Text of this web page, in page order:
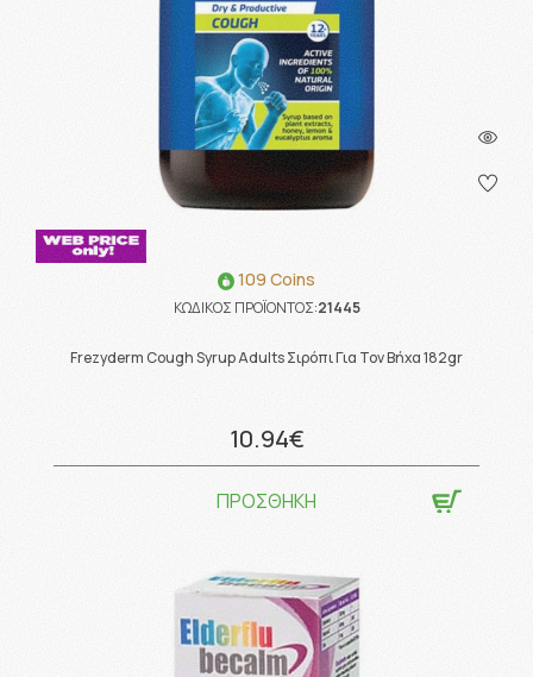
109 Coins
ΚΩΔΙΚΟΣ ΠΡΟΪΟΝΤΟΣ:21445
Frezyderm Cough Syrup Adults Σιρόπι Για Τον Βήχα 182gr
10.94€
ΠΡΟΣΘΗΚΗ